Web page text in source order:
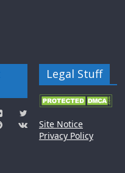
Legal Stuff
Site Notice
Privacy Policy